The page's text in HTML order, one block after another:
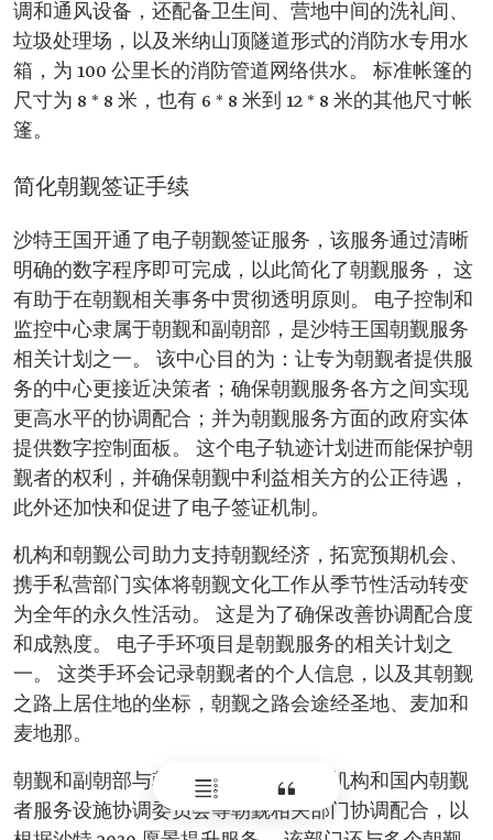
调和通风设备，还配备卫生间、营地中间的洗礼间、
垃圾处理场，以及米纳山顶隧道形式的消防水专用水
箱，为 100 公里长的消防管道网络供水。 标准帐篷的
尺寸为 8 * 8 米，也有 6 * 8 米到 12 * 8 米的其他尺寸帐
篷。
简化朝觐签证手续
沙特王国开通了电子朝觐签证服务，该服务通过清晰
明确的数字程序即可完成，以此简化了朝觐服务， 这
有助于在朝觐相关事务中贯彻透明原则。 电子控制和
监控中心隶属于朝觐和副朝部，是沙特王国朝觐服务
相关计划之一。 该中心目的为：让专为朝觐者提供服
务的中心更接近决策者；确保朝觐服务各方之间实现
更高水平的协调配合；并为朝觐服务方面的政府实体
提供数字控制面板。 这个电子轨迹计划进而能保护朝
觐者的权利，并确保朝觐中利益相关方的公正待遇，
此外还加快和促进了电子签证机制。
机构和朝觐公司助力支持朝觐经济，拓宽预期机会、
携手私营部门实体将朝觐文化工作从季节性活动转变
为全年的永久性活动。 这是为了确保改善协调配合度
和成熟度。 电子手环项目是朝觐服务的相关计划之
一。 这类手环会记录朝觐者的个人信息，以及其朝觐
之路上居住地的坐标，朝觐之路会途经圣地、麦加和
麦地那。
朝觐和副朝部与朝觐公司、朝觐服务机构和国内朝觐
者服务设施协调委员会等朝觐相关部门协调配合，以